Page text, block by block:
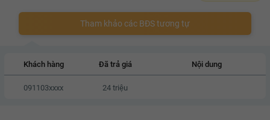
Tham khảo các BĐS tương tự
Khách hàng Đã trả giá Nội dung
091103xxxx 24 triệu